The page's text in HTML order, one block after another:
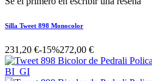
Silla Tweet 898 Monocolor
231,20 €-15%272,00 €